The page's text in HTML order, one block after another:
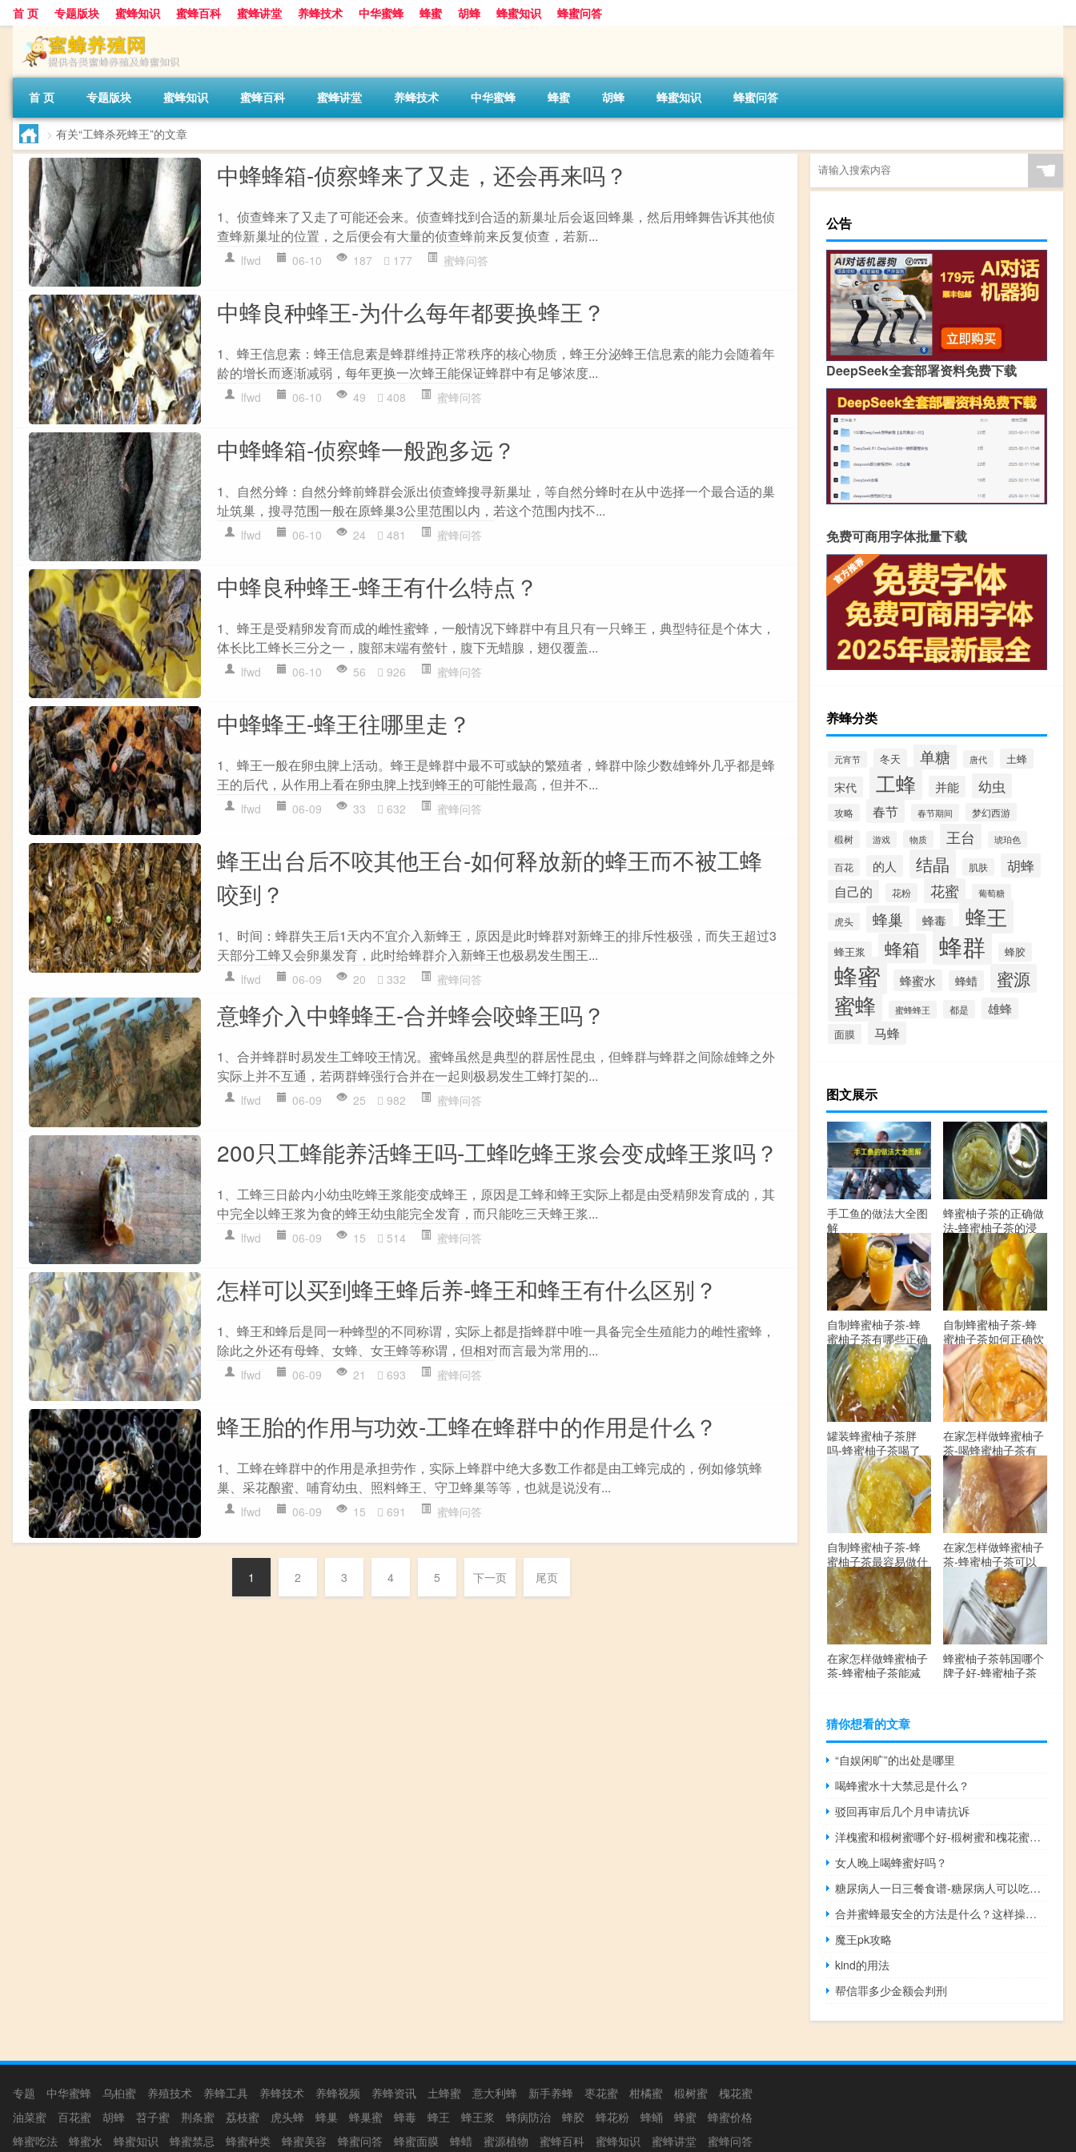
首 页 专题版块 蜜蜂知识 蜜蜂百科 蜜蜂讲堂 养蜂技术 中华蜜蜂 蜂蜜 胡蜂 蜂蜜知识 蜂蜜问答
首 页 专题版块 蜜蜂知识 蜜蜂百科 蜜蜂讲堂 养蜂技术 中华蜜蜂 蜂蜜 胡蜂 蜂蜜知识 蜂蜜问答
> 有关“工蜂杀死蜂王”的文章
中蜂蜂箱-侦察蜂来了又走，还会再来吗？
1、侦查蜂来了又走了可能还会来。侦查蜂找到合适的新巢址后会返回蜂巢，然后用蜂舞告诉其他侦
查蜂新巢址的位置，之后便会有大量的侦查蜂前来反复侦查，若新...
lfwd 06-10 187 177 蜜蜂问答
中蜂良种蜂王-为什么每年都要换蜂王？
1、蜂王信息素：蜂王信息素是蜂群维持正常秩序的核心物质，蜂王分泌蜂王信息素的能力会随着年
龄的增长而逐渐减弱，每年更换一次蜂王能保证蜂群中有足够浓度...
lfwd 06-10 49 408 蜜蜂问答
中蜂蜂箱-侦察蜂一般跑多远？
1、自然分蜂：自然分蜂前蜂群会派出侦查蜂搜寻新巢址，等自然分蜂时在从中选择一个最合适的巢
址筑巢，搜寻范围一般在原蜂巢3公里范围以内，若这个范围内找不...
lfwd 06-10 24 481 蜜蜂问答
中蜂良种蜂王-蜂王有什么特点？
1、蜂王是受精卵发育而成的雌性蜜蜂，一般情况下蜂群中有且只有一只蜂王，典型特征是个体大，
体长比工蜂长三分之一，腹部末端有螫针，腹下无蜡腺，翅仅覆盖...
lfwd 06-10 56 926 蜜蜂问答
中蜂蜂王-蜂王往哪里走？
1、蜂王一般在卵虫脾上活动。蜂王是蜂群中最不可或缺的繁殖者，蜂群中除少数雄蜂外几乎都是蜂
王的后代，从作用上看在卵虫脾上找到蜂王的可能性最高，但并不...
lfwd 06-09 33 632 蜜蜂问答
蜂王出台后不咬其他王台-如何释放新的蜂王而不被工蜂
咬到？
1、时间：蜂群失王后1天内不宜介入新蜂王，原因是此时蜂群对新蜂王的排斥性极强，而失王超过3
天部分工蜂又会卵巢发育，此时给蜂群介入新蜂王也极易发生围王...
lfwd 06-09 20 332 蜜蜂问答
意蜂介入中蜂蜂王-合并蜂会咬蜂王吗？
1、合并蜂群时易发生工蜂咬王情况。蜜蜂虽然是典型的群居性昆虫，但蜂群与蜂群之间除雄蜂之外
实际上并不互通，若两群蜂强行合并在一起则极易发生工蜂打架的...
lfwd 06-09 25 982 蜜蜂问答
200只工蜂能养活蜂王吗-工蜂吃蜂王浆会变成蜂王浆吗？
1、工蜂三日龄内小幼虫吃蜂王浆能变成蜂王，原因是工蜂和蜂王实际上都是由受精卵发育成的，其
中完全以蜂王浆为食的蜂王幼虫能完全发育，而只能吃三天蜂王浆...
lfwd 06-09 15 514 蜜蜂问答
怎样可以买到蜂王蜂后养-蜂王和蜂王有什么区别？
1、蜂王和蜂后是同一种蜂型的不同称谓，实际上都是指蜂群中唯一具备完全生殖能力的雌性蜜蜂，
除此之外还有母蜂、女蜂、女王蜂等称谓，但相对而言最为常用的...
lfwd 06-09 21 693 蜜蜂问答
蜂王胎的作用与功效-工蜂在蜂群中的作用是什么？
1、工蜂在蜂群中的作用是承担劳作，实际上蜂群中绝大多数工作都是由工蜂完成的，例如修筑蜂
巢、采花酿蜜、哺育幼虫、照料蜂王、守卫蜂巢等等，也就是说没有...
lfwd 06-09 15 691 蜜蜂问答
1 2 3 4 5 下一页 尾页
☚
公告
DeepSeek全套部署资料免费下载
免费可商用字体批量下载
养蜂分类
元宵节 冬天 单糖 唐代 土蜂
宋代 工蜂 并能 幼虫
攻略 春节 春节期间 梦幻西游
椴树 游戏 物质 王台 琥珀色
百花 的人 结晶 肌肤 胡蜂
自己的 花粉 花蜜 葡萄糖
虎头 蜂巢 蜂毒 蜂王
蜂王浆 蜂箱 蜂群 蜂胶
蜂蜜 蜂蜜水 蜂蜡 蜜源
蜜蜂 蜜蜂蜂王 都是 雄蜂
面膜 马蜂
图文展示
手工鱼的做法大全图
解
蜂蜜柚子茶的正确做
法-蜂蜜柚子茶的浸
泡方法有哪些？
自制蜂蜜柚子茶-蜂
蜜柚子茶有哪些正确
的做法？
自制蜂蜜柚子茶-蜂
蜜柚子茶如何正确饮
用？
罐装蜂蜜柚子茶胖
吗-蜂蜜柚子茶喝了
会发胖吗？
在家怎样做蜂蜜柚子
茶-喝蜂蜜柚子茶有
哪些禁忌？
自制蜂蜜柚子茶-蜂
蜜柚子茶最容易做什
么？
在家怎样做蜂蜜柚子
茶-蜂蜜柚子茶可以
解酒吗？
在家怎样做蜂蜜柚子
茶-蜂蜜柚子茶能减
蜂蜜柚子茶韩国哪个
牌子好-蜂蜜柚子茶
猜你想看的文章
“自娱闲旷”的出处是哪里
喝蜂蜜水十大禁忌是什么？
驳回再审后几个月申请抗诉
洋槐蜜和椴树蜜哪个好-椴树蜜和槐花蜜哪个好？
女人晚上喝蜂蜜好吗？
糖尿病人一日三餐食谱-糖尿病人可以吃蜂蜜吗？
合并蜜蜂最安全的方法是什么？这样操作的话，很容易把两组蜜蜂合并成一组蜜蜂！
魔王pk攻略
kind的用法
帮信罪多少金额会判刑
专题 中华蜜蜂 乌桕蜜 养殖技术 养蜂工具 养蜂技术 养蜂视频 养蜂资讯 土蜂蜜 意大利蜂 新手养蜂 枣花蜜 柑橘蜜 椴树蜜
槐花蜜
油菜蜜
百花蜜 胡蜂 苕子蜜 荆条蜜 荔枝蜜 虎头蜂 蜂巢 蜂巢蜜 蜂毒 蜂王 蜂王浆 蜂病防治 蜂胶 蜂花粉 蜂蛹 蜂蜜
蜂蜜价格
蜂蜜吃法
蜂蜜水 蜂蜜知识 蜂蜜禁忌 蜂蜜种类 蜂蜜美容 蜂蜜问答 蜂蜜面膜 蜂蜡 蜜源植物 蜜蜂百科 蜜蜂知识 蜜蜂讲堂 蜜蜂问答